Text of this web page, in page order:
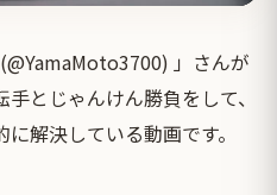
」さんが
とじゃんけん勝負をして、
解決している動画です。